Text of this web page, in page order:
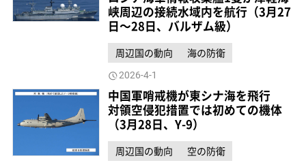
峡周辺の接続水域内を航行（3月27
日～28日、バルザム級）
周辺国の動向 海の防衛
2026-4-1
中国軍哨戒機が東シナ海を飛行
対領空侵犯措置では初めての機体
（3月28日、Y-9）
周辺国の動向 空の防衛